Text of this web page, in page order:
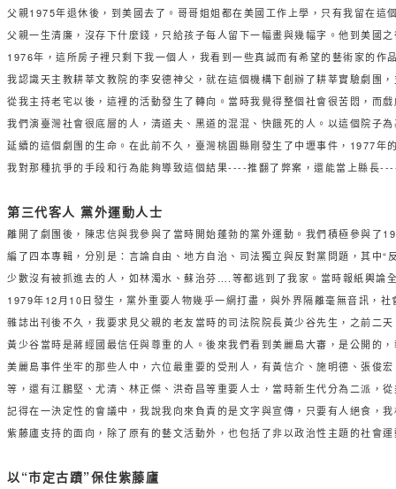
父親1975年退休後，到美國去了。哥哥姐姐都在美國工作上學，只有我留在
父親一生清廉，沒存下什麼錢，只給孩子每人留下一幅畫與幾幅字。他到美國
1976年，這所房子裡只剩下我一個人，我看到一些真誠而有希望的藝術家的
我認識天主教耕莘文教院的李安德神父，就在這個機構下創辦了耕莘實驗劇團
從我主持老宅以後，這裡的活動發生了轉向。當時我覺得整個社會很苦悶，而
我們演臺灣社會很底層的人，清道夫、黑道的混混、快餓死的人。以這個院子
延續的這個劇團的生命。在此前不久，臺灣桃園縣剛發生了中壢事件，1977
我對那種抗爭的手段和行為能夠導致這個結果----推翻了弊案，還能當上縣長
第三代客人 黨外運動人士
離開了劇團後，陳忠信與我參與了當時開始蓬勃的黨外運動。我們積極參與了
編了四本專輯，分別是：言論自由、地方自治、司法獨立與反對黨問題，其中
少數沒有被抓進去的人，如林濁水、蘇治芬….等都逃到了我家。當時報紙輿論
1979年12月10日發生，黨外重要人物幾乎一網打盡，與外界隔離毫無音訊，
雜誌出刊後不久，我要求見父親的老友當時的司法院院長黃少谷先生，之前二
黃少谷當時是蔣經國最信任與尊重的人。後來我們看到美麗島大審，是公開的
美麗島事件坐牢的那些人中，六位最重要的受刑人，有黃信介、施明德、張俊
等，還有江鵬堅、尤清、林正傑、洪奇昌等重要人士，當時新生代分為二派，
記得在一決定性的會議中，我說我向來負責的是文字與宣傳，只要有人絕食，
紫藤廬支持的面向，除了原有的藝文活動外，也包括了非以政治性主題的社會
以“市定古蹟”保住紫藤廬